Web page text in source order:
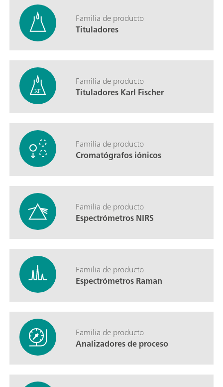
Familia de producto
Tituladores
Familia de producto
Tituladores Karl Fischer
Familia de producto
Cromatógrafos iónicos
Familia de producto
Espectrómetros NIRS
Familia de producto
Espectrómetros Raman
Familia de producto
Analizadores de proceso